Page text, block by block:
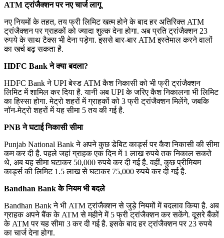
ATM ट्रांजैक्शन पर नए चार्ज लागू
नए नियमों के तहत, तय फ्री लिमिट खत्म होने के बाद हर अतिरिक्त ATM
ट्रांजैक्शन पर ग्राहकों को ज्यादा शुल्क देना होगा. अब प्रति ट्रांजैक्शन 23
रुपये के साथ टैक्स भी देना पड़ेगा. इससे बार-बार ATM इस्तेमाल करने वालों
का खर्च बढ़ सकता है.
HDFC Bank ने क्या बदला?
HDFC Bank ने UPI बेस्ड ATM कैश निकासी को भी फ्री ट्रांजैक्शन
लिमिट में शामिल कर दिया है. यानी अब UPI के जरिए कैश निकालना भी लिमिट
का हिस्सा होगा. मेट्रो शहरों में ग्राहकों को 3 फ्री ट्रांजैक्शन मिलेंगे, जबकि
नॉन-मेट्रो शहरों में यह सीमा 5 तय की गई है.
PNB ने घटाई निकासी सीमा
Punjab National Bank ने अपने कुछ डेबिट कार्ड्स पर कैश निकासी की सीमा
कम कर दी है. पहले जहां ग्राहक एक दिन में 1 लाख रुपये तक निकाल सकते
थे, अब यह सीमा घटाकर 50,000 रुपये कर दी गई है. वहीं, कुछ प्रीमियम
कार्ड्स की लिमिट 1.5 लाख से घटाकर 75,000 रुपये कर दी गई है.
Bandhan Bank के नियम भी बदले
Bandhan Bank ने भी ATM ट्रांजैक्शन से जुड़े नियमों में बदलाव किया है. अब
ग्राहक अपने बैंक के ATM से महीने में 5 फ्री ट्रांजैक्शन कर सकेंगे. दूसरे बैंकों
के ATM पर यह सीमा 3 कर दी गई है. इसके बाद हर ट्रांजैक्शन पर 23 रुपये
का चार्ज देना होगा.